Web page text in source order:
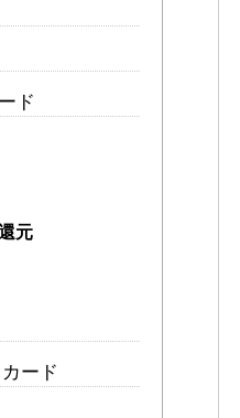
ド
元
ード